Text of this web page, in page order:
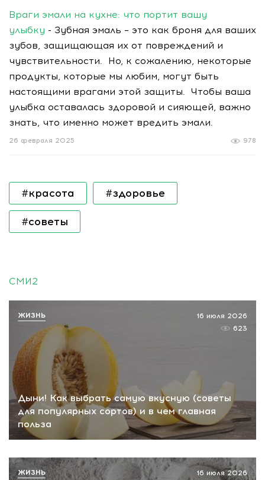
Враги эмали на кухне: что портит вашу
улыбку - Зубная эмаль – это как броня для ваших
зубов, защищающая их от повреждений и
чувствительности. Но, к сожалению, некоторые
продукты, которые мы любим, могут быть
настоящими врагами этой защиты. Чтобы ваша
улыбка оставалась здоровой и сияющей, важно
знать, что именно может вредить эмали.
978
26 февраля 2025
#красота #здоровье
#советы
СМИ2
Дыни! Как выбрать самую вкусную (советы
для популярных сортов) и в чем главная
польза
16 июля 2026
623
ЖИЗНЬ
16 июля 2026
ЖИЗНЬ